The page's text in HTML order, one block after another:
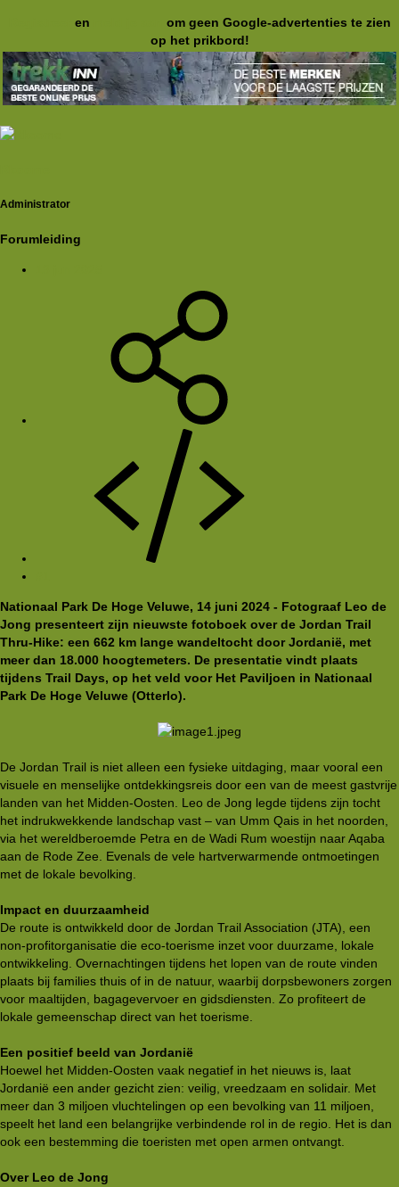
en
om geen Google-advertenties te zien
op het prikbord!
Administrator
Forumleiding
Nationaal Park De Hoge Veluwe, 14 juni 2024 - Fotograaf Leo de
Jong presenteert zijn nieuwste fotoboek over de Jordan Trail
Thru-Hike: een 662 km lange wandeltocht door Jordanië, met
meer dan 18.000 hoogtemeters. De presentatie vindt plaats
tijdens Trail Days, op het veld voor Het Paviljoen in Nationaal
Park De Hoge Veluwe (Otterlo).
De Jordan Trail is niet alleen een fysieke uitdaging, maar vooral een
visuele en menselijke ontdekkingsreis door een van de meest gastvrije
landen van het Midden-Oosten. Leo de Jong legde tijdens zijn tocht
het indrukwekkende landschap vast – van Umm Qais in het noorden,
via het wereldberoemde Petra en de Wadi Rum woestijn naar Aqaba
aan de Rode Zee. Evenals de vele hartverwarmende ontmoetingen
met de lokale bevolking.
Impact en duurzaamheid
De route is ontwikkeld door de Jordan Trail Association (JTA), een
non-profitorganisatie die eco-toerisme inzet voor duurzame, lokale
ontwikkeling. Overnachtingen tijdens het lopen van de route vinden
plaats bij families thuis of in de natuur, waarbij dorpsbewoners zorgen
voor maaltijden, bagagevervoer en gidsdiensten. Zo profiteert de
lokale gemeenschap direct van het toerisme.
Een positief beeld van Jordanië
Hoewel het Midden-Oosten vaak negatief in het nieuws is, laat
Jordanië een ander gezicht zien: veilig, vreedzaam en solidair. Met
meer dan 3 miljoen vluchtelingen op een bevolking van 11 miljoen,
speelt het land een belangrijke verbindende rol in de regio. Het is dan
ook een bestemming die toeristen met open armen ontvangt.
Over Leo de Jong